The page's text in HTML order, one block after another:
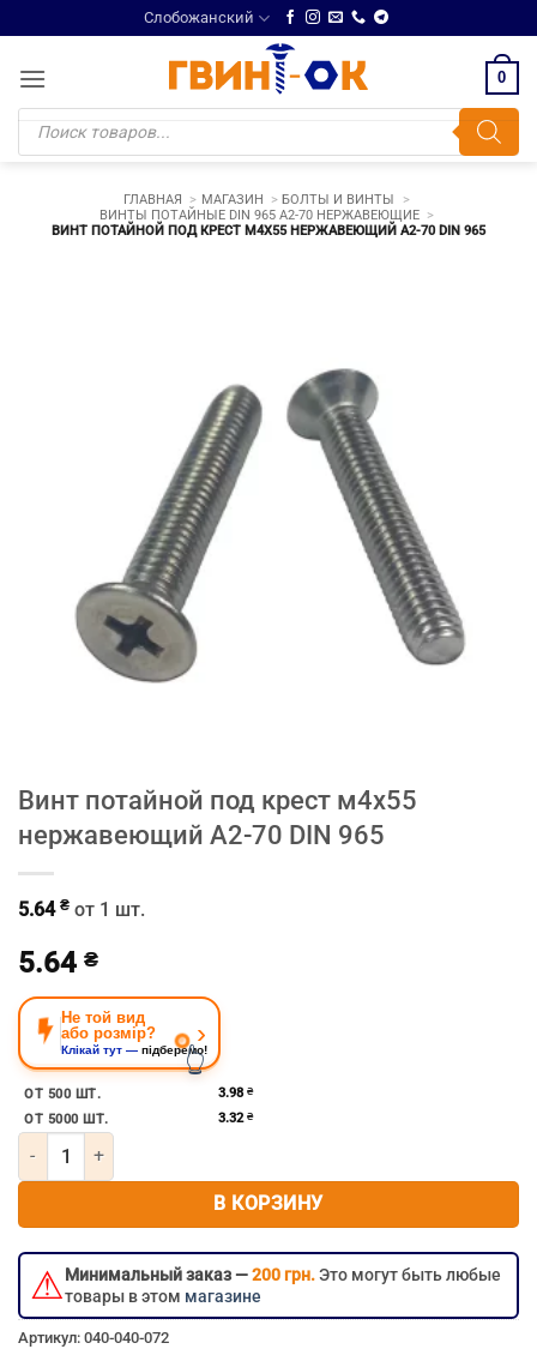
to
content
Слобожанский
0
Поиск
товаров
ГЛАВНАЯ МАГАЗИН
БОЛТЫ И ВИНТЫ
ВИНТЫ ПОТАЙНЫЕ DIN 965 A2-70 НЕРЖАВЕЮЩИЕ
ВИНТ ПОТАЙНОЙ ПОД КРЕСТ М4Х55 НЕРЖАВЕЮЩИЙ A2-70 DIN 965
Винт потайной под крест м4х55
нержавеющий A2-70 DIN 965
5.64 ₴ от 1 шт.
5.64 ₴
Не той вид
або розмір?
Клікай тут — підберемо!
›
👆
нержавеющий болт 4мм 4×55 мм 4×55 4х55 4*55
ОТ 500 ШТ. 3.98 ₴
ОТ 5000 ШТ. 3.32 ₴
Количество товара Винт потайной под крест м4х55
В КОРЗИНУ
⚠Минимальный заказ —200 грн.Это могут быть любые
товары в этом магазине
Артикул: 040-040-072